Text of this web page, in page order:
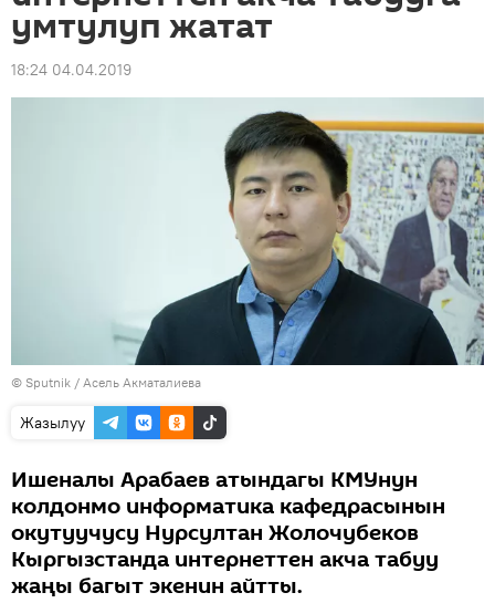
умтулуп жатат
18:24 04.04.2019
© Sputnik / Асель Акматалиева
Жазылуу
Ишеналы Арабаев атындагы КМУнун
колдонмо информатика кафедрасынын
окутуучусу Нурсултан Жолочубеков
Кыргызстанда интернеттен акча табуу
жаңы багыт экенин айтты.